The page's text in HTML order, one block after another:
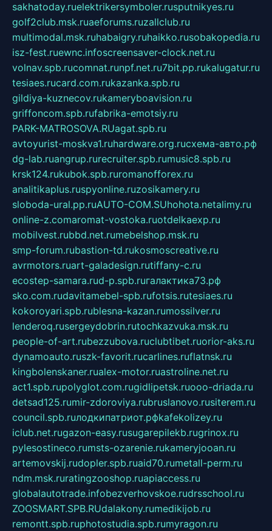
sakhatoday.ruelektrikersymboler.rusputnikyes.ru
golf2club.msk.ruaeforums.ruzallclub.ru
multimodal.msk.ruhabaigry.ruhaikko.rusobakopedia.ru
isz-fest.ruewnc.infoscreensaver-clock.net.ru
volnav.spb.rucomnat.runpf.net.ru7bit.pp.rukalugatur.ru
tesiaes.rucard.com.rukazanka.spb.ru
gildiya-kuznecov.rukameryboavision.ru
griffoncom.spb.rufabrika-emotsiy.ru
PARK-MATROSOVA.RUagat.spb.ru
avtoyurist-moskva1.ruhardware.org.ruсхема-авто.рф
dg-lab.ruangrup.rurecruiter.spb.rumusic8.spb.ru
krsk124.rukubok.spb.ruromanofforex.ru
analitikaplus.ruspyonline.ruzosikamery.ru
sloboda-ural.pp.ruAUTO-COM.SUhohota.netalimy.ru
online-z.comaromat-vostoka.ruotdelkaexp.ru
mobilvest.rubbd.net.rumebelshop.msk.ru
smp-forum.rubastion-td.rukosmoscreative.ru
avrmotors.ruart-galadesign.rutiffany-c.ru
ecostep-samara.rud-p.spb.ruгалактика73.рф
sko.com.rudavitamebel-spb.rufotsis.rutesiaes.ru
kokoroyari.spb.rublesna-kazan.rumossilver.ru
lenderoq.rusergeydobrin.rutochkazvuka.msk.ru
people-of-art.rubezzubova.ruclubtibet.ruorior-aks.ru
dynamoauto.ruszk-favorit.rucarlines.ruflatnsk.ru
kingbolenskaner.rualex-motor.ruastroline.net.ru
act1.spb.rupolyglot.com.rugidlipetsk.ruooo-driada.ru
detsad125.rumir-zdoroviya.rubruslanovo.rusiterem.ru
council.spb.ruлодкипатриот.рфkafekolizey.ru
iclub.net.rugazon-easy.rusugarepilekb.rugrinox.ru
pylesostineco.rumsts-ozarenie.rukameryjooan.ru
artemovskij.rudopler.spb.ruaid70.rumetall-perm.ru
ndm.msk.ruratingzooshop.ruapiaccess.ru
globalautotrade.infobezverhovskoe.rudrsschool.ru
ZOOSMART.SPB.RUdalakony.rumedikijob.ru
remontt.spb.ruphotostudia.spb.rumyragon.ru